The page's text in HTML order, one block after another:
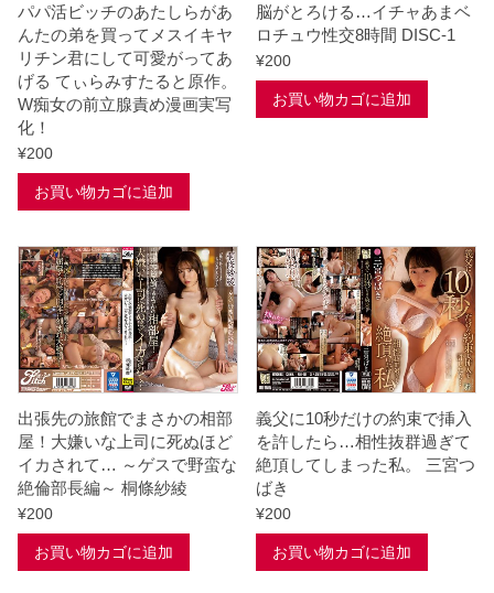
が
抜
け
な
い
、
個
パパ活ビッチのあたしらがあ
んたの弟を買ってメスイキヤ
リチン君にして可愛がってあ
げる てぃらみすたると原作。
W痴女の前立腺責め漫画実写
化！
¥200
お買い物カゴに追加
脳がとろける…イチャあまベ
ロチュウ性交8時間 DISC-1
¥200
お買い物カゴに追加
出張先の旅館でまさかの相部
屋！大嫌いな上司に死ぬほど
イカされて… ～ゲスで野蛮な
絶倫部長編～ 桐條紗綾
¥200
お買い物カゴに追加
義父に10秒だけの約束で挿入
を許したら…相性抜群過ぎて
絶頂してしまった私。 三宮つ
ばき
¥200
お買い物カゴに追加